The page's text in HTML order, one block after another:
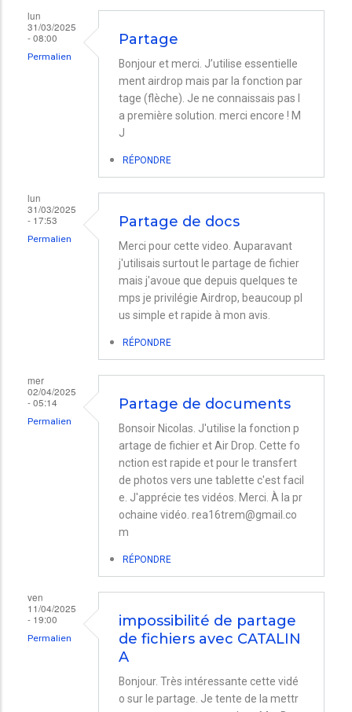
lun
31/03/2025
- 08:00
Permalien
Partage
Bonjour et merci. J’utilise essentielle
ment airdrop mais par la fonction par
tage (flèche). Je ne connaissais pas l
a première solution. merci encore ! M
J
RÉPONDRE
lun
31/03/2025
- 17:53
Permalien
Partage de docs
Merci pour cette video. Auparavant
j'utilisais surtout le partage de fichier
mais j'avoue que depuis quelques te
mps je privilégie Airdrop, beaucoup pl
us simple et rapide à mon avis.
RÉPONDRE
mer
02/04/2025
- 05:14
Permalien
Partage de documents
Bonsoir Nicolas. J'utilise la fonction p
artage de fichier et Air Drop. Cette fo
nction est rapide et pour le transfert
de photos vers une tablette c'est facil
e. J'apprécie tes vidéos. Merci. À la pr
ochaine vidéo. rea16trem@gmail.co
m
RÉPONDRE
ven
11/04/2025
- 19:00
Permalien
impossibilité de partage
de fichiers avec CATALIN
A
Bonjour. Très intéressante cette vidé
o sur le partage. Je tente de la mettr